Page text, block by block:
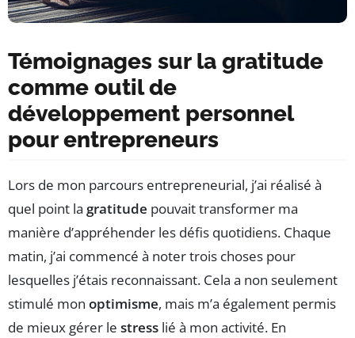
Témoignages sur la gratitude
comme outil de
développement personnel
pour entrepreneurs
Lors de mon parcours entrepreneurial, j’ai réalisé à
quel point la gratitude pouvait transformer ma
manière d’appréhender les défis quotidiens. Chaque
matin, j’ai commencé à noter trois choses pour
lesquelles j’étais reconnaissant. Cela a non seulement
stimulé mon optimisme, mais m’a également permis
de mieux gérer le stress lié à mon activité. En